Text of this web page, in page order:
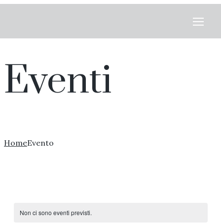
Eventi
HomeEvento
Non ci sono eventi previsti.